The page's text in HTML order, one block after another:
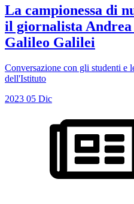
La campionessa di
il giornalista
Galileo Galilei
Conversazione con gli studenti e
dell'Istituto
2023 05 Dic